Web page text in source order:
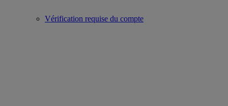
Vérification requise du compte